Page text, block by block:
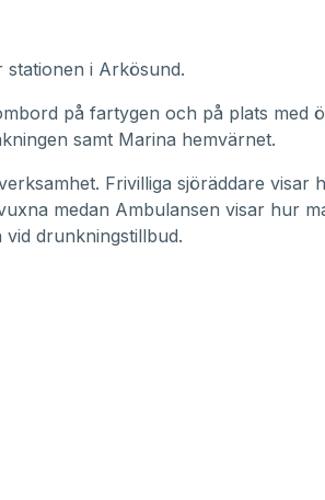
stationen i Arkösund.
på fartygen och på plats med
samt Marina hemvärnet.
Frivilliga sjöräddare visar
medan Ambulansen visar hur
drunkningstillbud.